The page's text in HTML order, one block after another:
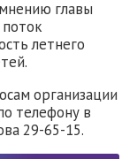
главы
летнего
организации
телефону в
29-65-15.